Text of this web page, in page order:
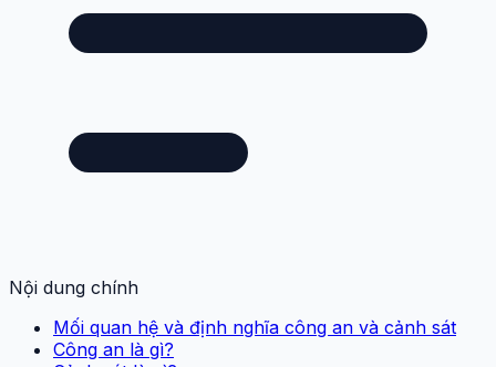
Nội dung chính
Mối quan hệ và định nghĩa công an và cảnh sát
Công an là gì?